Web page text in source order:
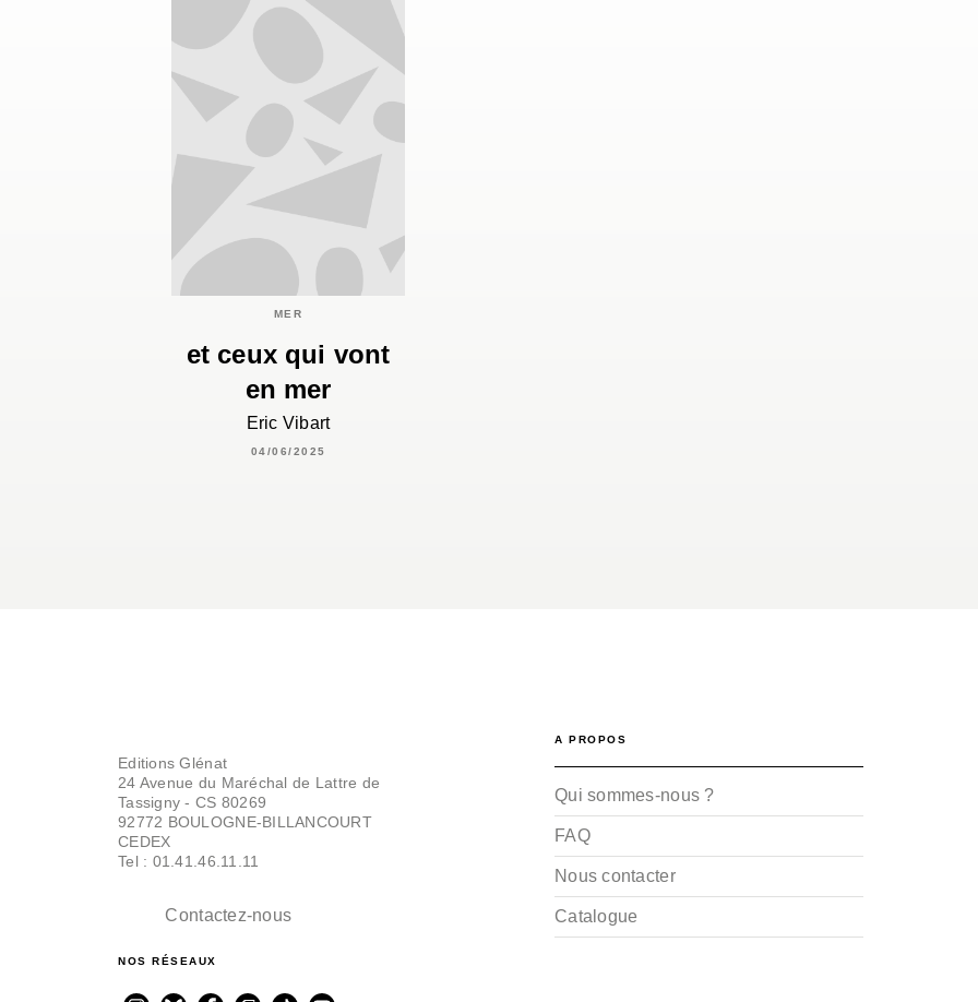
MER
et ceux qui vont
en mer
Eric Vibart
04/06/2025
Editions Glénat
24 Avenue du Maréchal de Lattre de
Tassigny - CS 80269
92772 BOULOGNE-BILLANCOURT
CEDEX
Tel : 01.41.46.11.11
Contactez-nous
NOS RÉSEAUX
A PROPOS
Qui sommes-nous ?
FAQ
Nous contacter
Catalogue